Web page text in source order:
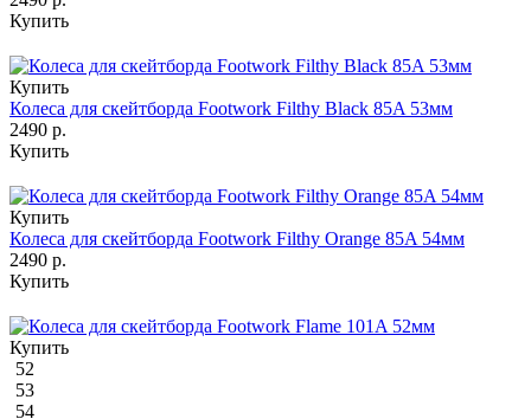
Купить
Купить
Колеса для скейтборда Footwork Filthy Black 85A 53мм
2490 р.
Купить
Купить
Колеса для скейтборда Footwork Filthy Orange 85A 54мм
2490 р.
Купить
Купить
52
53
54